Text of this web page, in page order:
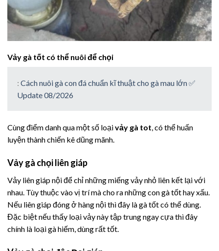
Vảy gà tốt có thể nuôi để chọi
: Cách nuôi gà con đá chuẩn kĩ thuật cho gà mau lớn ✅
Update 08/2026
Cùng điểm danh qua một số loạivảy gà tot, có thể huấn
luyện thành chiến kê dũng mãnh.
Vảy gà chọi liên giáp
Vảy liên giáp nội để chỉ những miếng vảy nhỏ liên kết lại với
nhau. Tùy thuộc vào vị trí mà cho ra những con gà tốt hay xấu.
Nếu liên giáp đóng ở hàng nội thì đây là gà tốt có thể dùng.
Đặc biệt nếu thấy loại vảy này tập trung ngay cựa thì đây
chính là loại gà hiếm, dùng rất tốt.